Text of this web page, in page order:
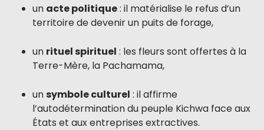
un acte politique: il matérialise le refus d’un
territoire de devenir un puits de forage,
un rituel spirituel : les fleurs sont offertes à la
Terre-Mère, la Pachamama,
un symbole culturel : il affirme
l’autodétermination du peuple Kichwa face aux
États et aux entreprises extractives.